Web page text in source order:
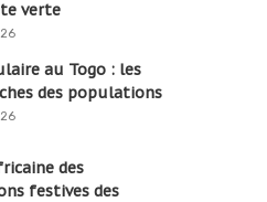
verte
au Togo : les
des populations
des
festives des